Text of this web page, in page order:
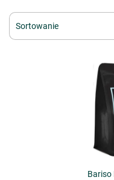
Sortowanie
Bariso